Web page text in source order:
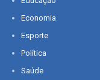
Economia
Esporte
Política
Saúde